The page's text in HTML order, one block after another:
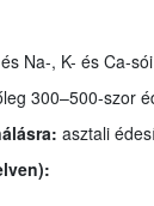
Na-, K- és Ca-sói
: